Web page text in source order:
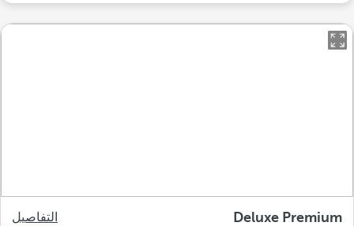
Deluxe Premium
التفاصيل